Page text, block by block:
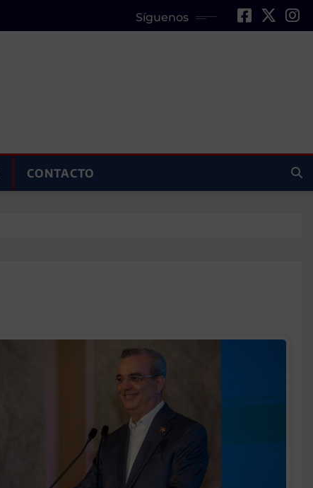
Síguenos
CONTACTO